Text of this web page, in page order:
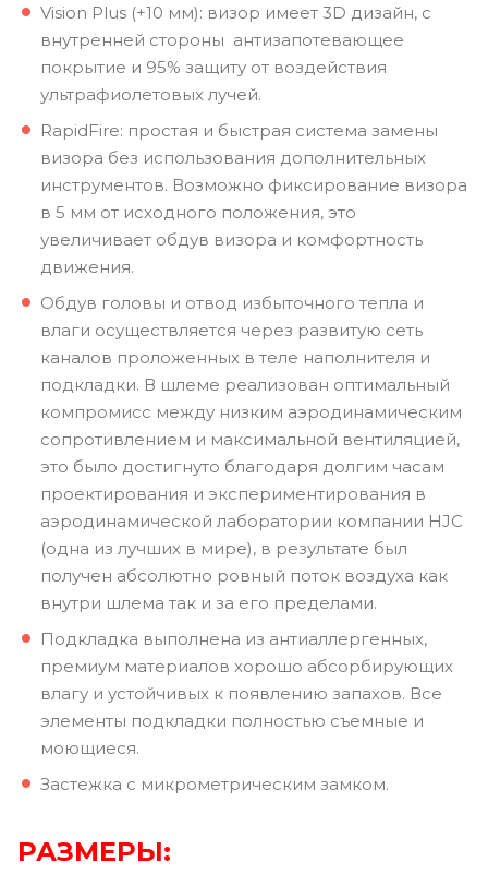
Vision Plus (+10 мм): визор имеет 3D дизайн, с
внутренней стороны антизапотевающее
покрытие и 95% защиту от воздействия
ультрафиолетовых лучей.
RapidFire: простая и быстрая система замены
визора без использования дополнительных
инструментов. Возможно фиксирование визора
в 5 мм от исходного положения, это
увеличивает обдув визора и комфортность
движения.
Обдув головы и отвод избыточного тепла и
влаги осуществляется через развитую сеть
каналов проложенных в теле наполнителя и
подкладки. В шлеме реализован оптимальный
компромисс между низким аэродинамическим
сопротивлением и максимальной вентиляцией,
это было достигнуто благодаря долгим часам
проектирования и экспериментирования в
аэродинамической лаборатории компании HJC
(одна из лучших в мире), в результате был
получен абсолютно ровный поток воздуха как
внутри шлема так и за его пределами.
Подкладка выполнена из антиаллергенных,
премиум материалов хорошо абсорбирующих
влагу и устойчивых к появлению запахов. Все
элементы подкладки полностью съемные и
моющиеся.
Застежка с микрометрическим замком.
РАЗМЕРЫ: